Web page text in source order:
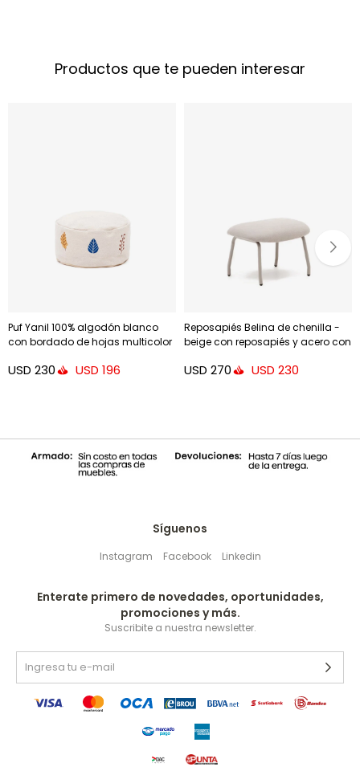
Productos que te pueden interesar
Puf Yanil 100% algodón blanco
con bordado de hojas multicolor
USD 230 USD 196
Reposapiés Belina de chenilla -
beige con reposapiés y acero con
USD 270 USD 230
Síguenos
Instagram Facebook Linkedin
Enterate primero de novedades, oportunidades,
promociones y más.
Suscribite a nuestra newsletter.